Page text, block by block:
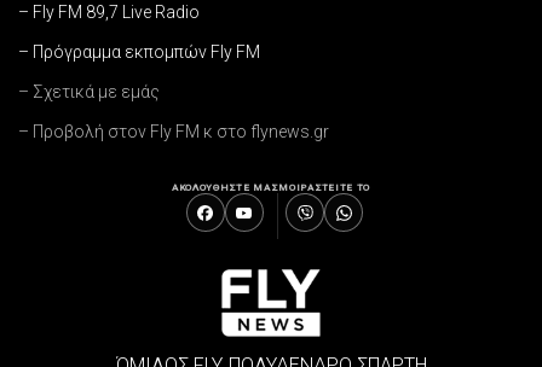
– Fly FM 89,7 Live Radio
– Πρόγραμμα εκπομπών Fly FM
– Σχετικά με εμάς
– Προβολή στον Fly FM κ στο flynews.gr
ΑΚΟΛΟΥΘΗΣΤΕ ΜΑΣΜΟΙΡΑΣΤΕΙΤΕ ΤΟ